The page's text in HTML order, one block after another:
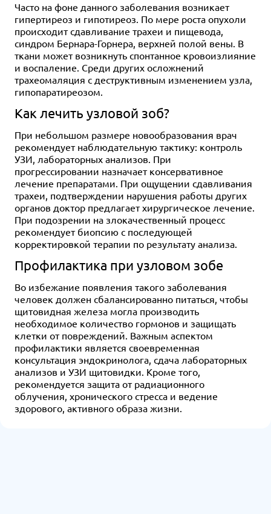
Часто на фоне данного заболевания возникает
гипертиреоз и гипотиреоз. По мере роста опухоли
происходит сдавливание трахеи и пищевода,
синдром Бернара-Горнера, верхней полой вены. В
ткани может возникнуть спонтанное кровоизлияние
и воспаление. Среди других осложнений
трахеомаляция с деструктивным изменением узла,
гипопаратиреозом.
Как лечить узловой зоб?
При небольшом размере новообразования врач
рекомендует наблюдательную тактику: контроль
УЗИ, лабораторных анализов. При
прогрессировании назначает консервативное
лечение препаратами. При ощущении сдавливания
трахеи, подтверждении нарушения работы других
органов доктор предлагает хирургическое лечение.
При подозрении на злокачественный процесс
рекомендует биопсию с последующей
корректировкой терапии по результату анализа.
Профилактика при узловом зобе
Во избежание появления такого заболевания
человек должен сбалансированно питаться, чтобы
щитовидная железа могла производить
необходимое количество гормонов и защищать
клетки от повреждений. Важным аспектом
профилактики является своевременная
консультация эндокринолога, сдача лабораторных
анализов и УЗИ щитовидки. Кроме того,
рекомендуется защита от радиационного
облучения, хронического стресса и ведение
здорового, активного образа жизни.